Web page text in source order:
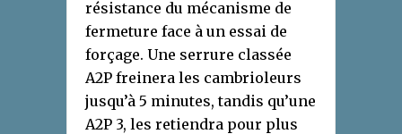
résistance du mécanisme de
fermeture face à un essai de
forçage. Une serrure classée
A2P freinera les cambrioleurs
jusqu’à 5 minutes, tandis qu’une
A2P 3, les retiendra pour plus